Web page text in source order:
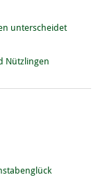
unterscheidet
Nützlingen